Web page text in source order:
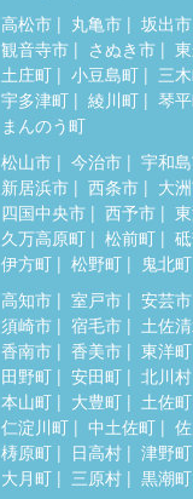
高松市 丸亀市 坂出市
観音寺市
さぬき市
土庄町
小豆島町 三
宇多津町
綾川町 琴
まんのう町
松山市 今治市 宇和
新居浜市
西条市 大
四国中央市
西予市
久万高原町
松前町
伊方町
松野町 鬼北町
高知市 室戸市 安芸市
須崎市
宿毛市 土佐
香南市
香美市 東洋町
田野町
安田町 北川村
本山町
大豊町 土佐町
仁淀川町
中土佐町
梼原町
日高村 津野町
大月町
三原村 黒潮町